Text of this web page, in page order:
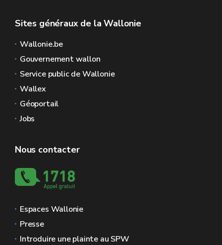
Sites généraux de la Wallonie
Wallonie.be
Gouvernement wallon
Service public de Wallonie
Wallex
Géoportail
Jobs
Nous contacter
Espaces Wallonie
Presse
Introduire une plainte au SPW